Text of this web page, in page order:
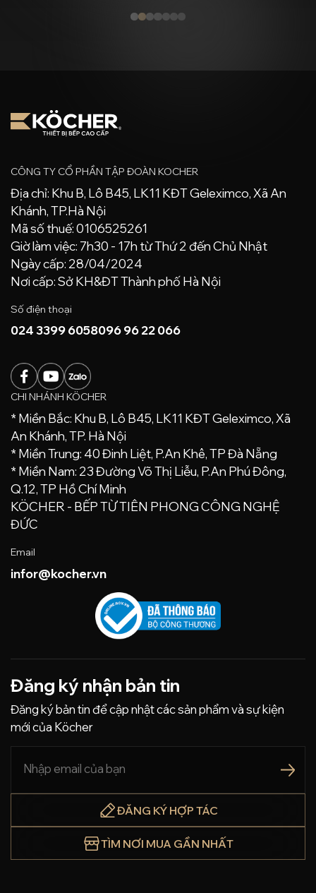
thanh thoát và cao
CÔNG TY CỔ PHẦN TẬP ĐOÀN KOCHER
Địa chỉ: Khu B, Lô B45, LK11 KĐT Geleximco, Xã An
Khánh, TP.Hà Nội
Mã số thuế: 0106525261
Giờ làm việc: 7h30 - 17h từ Thứ 2 đến Chủ Nhật
Ngày cấp: 28/04/2024
Nơi cấp: Sở KH&ĐT Thành phố Hà Nội
Số điện thoại
024 3399 6058096 96 22 066
CHI NHÁNH KÖCHER
* Miền Bắc: Khu B, Lô B45, LK11 KĐT Geleximco, Xã
An Khánh, TP. Hà Nội
* Miền Trung: 40 Đinh Liệt, P.An Khê, TP Đà Nẵng
* Miền Nam: 23 Đường Võ Thị Liễu, P.An Phú Đông,
Q.12, TP Hồ Chí Minh
KÖCHER - BẾP TỪ TIÊN PHONG CÔNG NGHỆ
ĐỨC
Email
infor@kocher.vn
Đăng ký nhận bản tin
Đăng ký bản tin để cập nhật các sản phẩm và sự kiện
mới của Köcher
ĐĂNG KÝ HỢP TÁC
TÌM NƠI MUA GẦN NHẤT